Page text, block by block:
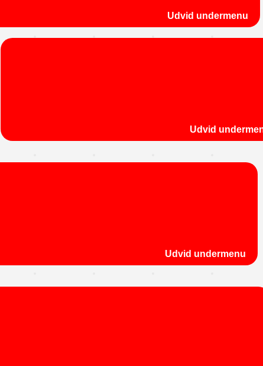
Udvid undermenu
Udvid
Udvid undermenu